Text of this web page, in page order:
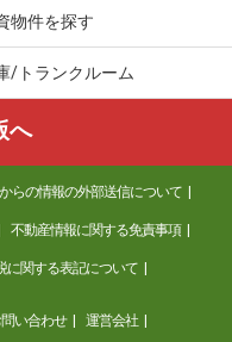
物件を探す
/トランクルーム
へ
らの情報の外部送信について
不動産情報に関する免責事項
に関する表記について
い合わせ 運営会社